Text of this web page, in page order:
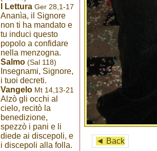
◄ Back
I Lettura Ger 28,1-17
Ananìa, il Signore
non ti ha mandato e
tu induci questo
popolo a confidare
nella menzogna.
Salmo (Sal 118)
Insegnami, Signore,
i tuoi decreti.
Vangelo Mt 14,13-21
Alzò gli occhi al
cielo, recitò la
benedizione,
spezzò i pani e li
diede ai discepoli, e
i discepoli alla folla.